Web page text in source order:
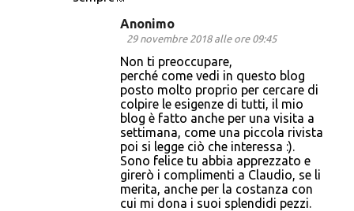
Anonimo
29 novembre 2018 alle ore 09:45
Non ti preoccupare,
perché come vedi in questo blog
posto molto proprio per cercare di
colpire le esigenze di tutti, il mio
blog è fatto anche per una visita a
settimana, come una piccola rivista
poi si legge ciò che interessa :).
Sono felice tu abbia apprezzato e
girerò i complimenti a Claudio, se li
merita, anche per la costanza con
cui mi dona i suoi splendidi pezzi.